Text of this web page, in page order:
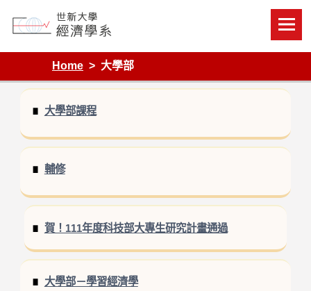
content
Department of Economics, Shih Hsin University
Home
大學部
大學部課程
輔修
賀！111年度科技部大專生研究計畫通過
大學部－學習經濟學